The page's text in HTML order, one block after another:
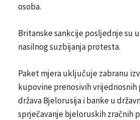
osoba.
Britanske sankcije posljednje su
nasilnog suzbijanja protesta.
Paket mjera uključuje zabranu
kupovine prenosivih
država Bjelorusija i banke u
sprječavanje bjeloruskih zračnih